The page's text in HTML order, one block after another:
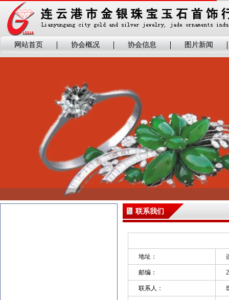
网站首页 协会概况 协会信息 图片新闻
联系我们
地址：
邮编：
联系人：